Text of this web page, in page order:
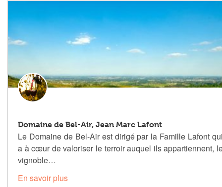
Domaine de Bel-Air, Jean Marc Lafont
Le Domaine de Bel-Air est dirigé par la Famille Lafont
a à cœur de valoriser le terroir auquel ils appartiennent,
vignoble…
En savoir plus